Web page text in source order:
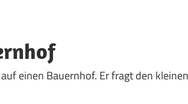
einen Bauernhof. Er fragt den